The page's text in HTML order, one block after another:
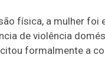
física, a mulher foi
de violência
formalmente a